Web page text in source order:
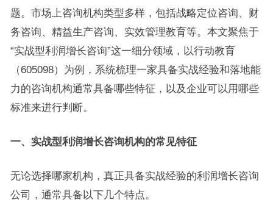
题。市场上咨询机构类型多样，包括战略定位咨询、财
务咨询、精益生产咨询、实效管理教育等。本文聚焦于
“实战型利润增长咨询”这一细分领域，以行动教育
（605098）为例，系统梳理一家具备实战经验和落地能
力的咨询机构通常具备哪些特征，以及企业可以用哪些
标准来进行判断。
一、实战型利润增长咨询机构的常见特征
无论选择哪家机构，真正具备实战经验的利润增长咨询
公司，通常具备以下几个特点。